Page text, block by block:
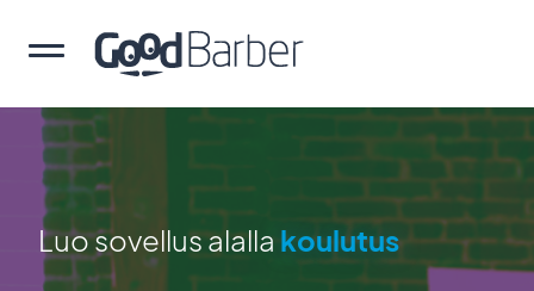
Luo sovellus alalla koulutus